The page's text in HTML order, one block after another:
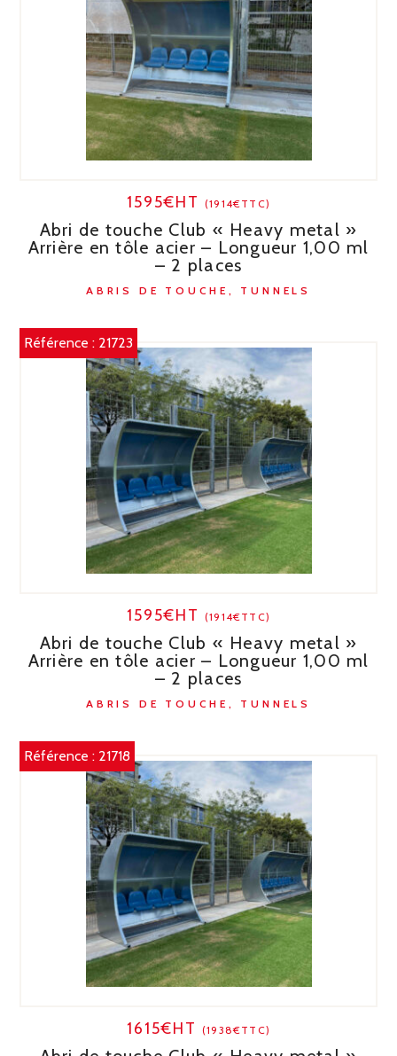
1595€HT (1914€TTC)
Abri de touche Club « Heavy metal »
Arrière en tôle acier – Longueur 1,00 ml
– 2 places
ABRIS DE TOUCHE, TUNNELS
Référence : 21723
1595€HT (1914€TTC)
Abri de touche Club « Heavy metal »
Arrière en tôle acier – Longueur 1,00 ml
– 2 places
ABRIS DE TOUCHE, TUNNELS
Référence : 21718
1615€HT (1938€TTC)